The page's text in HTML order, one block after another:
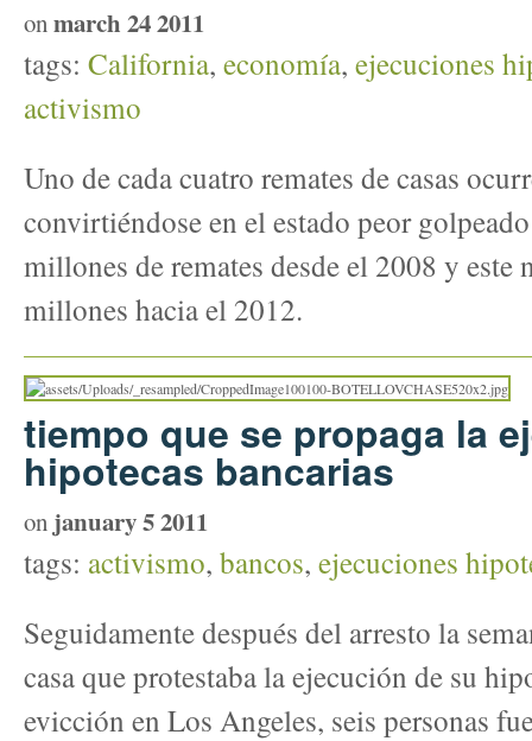
onmarch 24 2011
tags: California, economía, ejecuciones
activismo
Uno de cada cuatro remates de casas
convirtiéndose en el estado peor
millones de remates desde el 2008 y este
millones hacia el 2012.
tiempo que se propaga la
hipotecas bancarias
on january 5 2011
tags: activismo, bancos, ejecuciones
Seguidamente después del arresto la
casa que protestaba la ejecución de su
evicción en Los Angeles, seis personas